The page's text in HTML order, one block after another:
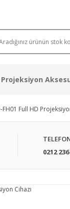
Projeksiyon
FH01 Full HD
0212